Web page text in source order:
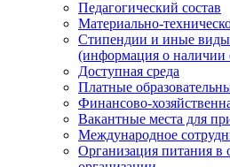
Педагогический состав
Материально-
Стипендии и иные виды
(информация о
Доступная среда
Платные
Финансово-
Вакантные места для
Международное
Организация питания в